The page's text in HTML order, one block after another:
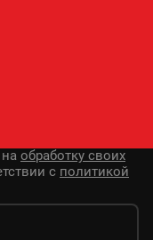
на обработку своих
с политикой